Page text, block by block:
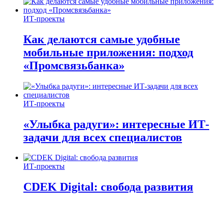
ИТ-проекты
Как делаются самые удобные
мобильные приложения: подход
«Промсвязьбанка»
ИТ-проекты
«Улыбка радуги»: интересные ИТ-
задачи для всех специалистов
ИТ-проекты
CDEK Digital: свобода развития